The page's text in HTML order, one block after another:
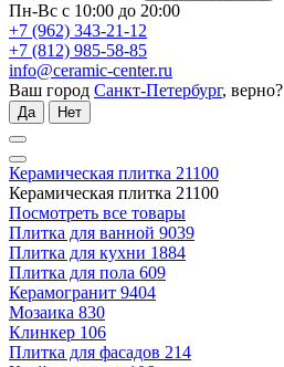
Пн-Вс с 10:00 до 20:00
+7 (962) 343-21-12
+7 (812) 985-58-85
info@ceramic-center.ru
Ваш город Санкт-Петербург, верно?
Да Нет
Керамическая плитка 21100
Керамическая плитка 21100
Посмотреть все товары
Плитка для ванной 9039
Плитка для кухни 1884
Плитка для пола 609
Керамогранит 9404
Мозаика 830
Клинкер 106
Плитка для фасадов 214